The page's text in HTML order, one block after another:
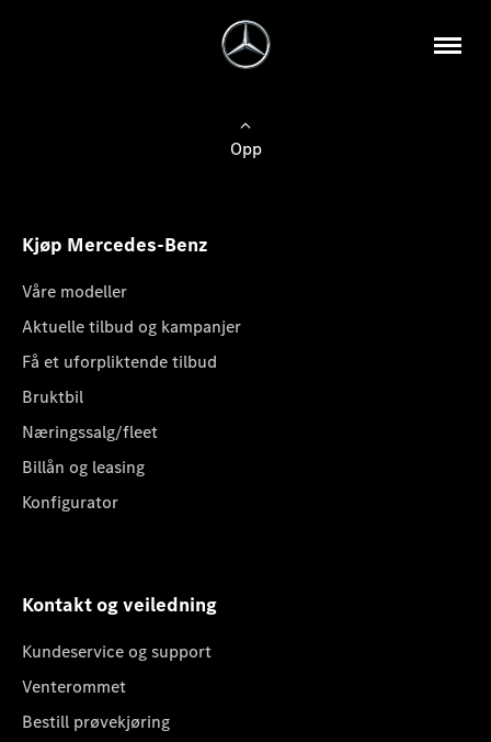
Opp
Kjøp Mercedes-Benz
Våre modeller
Aktuelle tilbud og kampanjer
Få et uforpliktende tilbud
Bruktbil
Næringssalg/fleet
Billån og leasing
Konfigurator
Kontakt og veiledning
Kundeservice og support
Venterommet
Bestill prøvekjøring